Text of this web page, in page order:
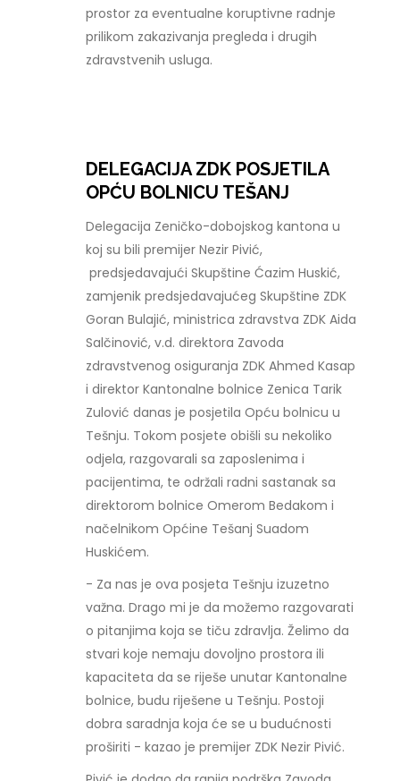
prostor za eventualne koruptivne radnje
prilikom zakazivanja pregleda i drugih
zdravstvenih usluga.
DELEGACIJA ZDK POSJETILA
OPĆU BOLNICU TEŠANJ
Delegacija Zeničko-dobojskog kantona u
koj su bili premijer Nezir Pivić,
predsjedavajući Skupštine Ćazim Huskić,
zamjenik predsjedavajućeg Skupštine ZDK
Goran Bulajić, ministrica zdravstva ZDK Aida
Salčinović, v.d. direktora Zavoda
zdravstvenog osiguranja ZDK Ahmed Kasap
i direktor Kantonalne bolnice Zenica Tarik
Zulović danas je posjetila Opću bolnicu u
Tešnju. Tokom posjete obišli su nekoliko
odjela, razgovarali sa zaposlenima i
pacijentima, te održali radni sastanak sa
direktorom bolnice Omerom Bedakom i
načelnikom Općine Tešanj Suadom
Huskićem.
- Za nas je ova posjeta Tešnju izuzetno
važna. Drago mi je da možemo razgovarati
o pitanjima koja se tiču zdravlja. Želimo da
stvari koje nemaju dovoljno prostora ili
kapaciteta da se riješe unutar Kantonalne
bolnice, budu riješene u Tešnju. Postoji
dobra saradnja koja će se u budućnosti
proširiti - kazao je premijer ZDK Nezir Pivić.